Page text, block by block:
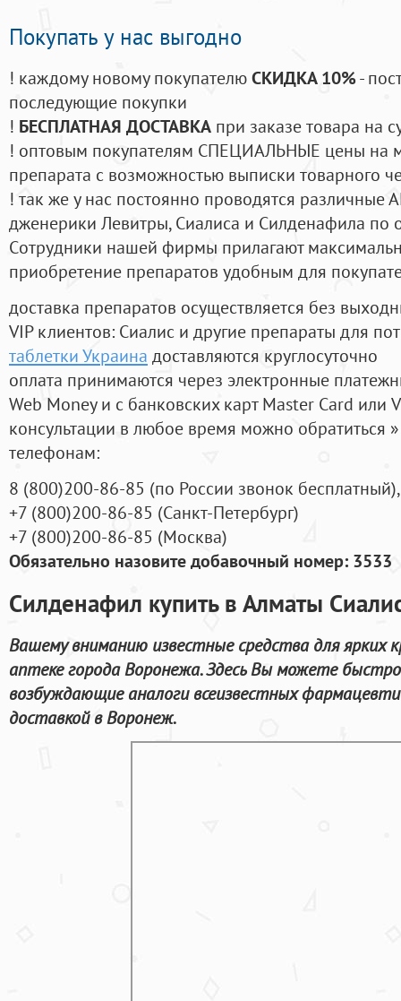
Покупать у нас выгодно
! каждому новому покупателюСКИДКА 10%-
последующие покупки
! БЕСПЛАТНАЯ ДОСТАВКА при заказе товара на
! оптовым покупателям СПЕЦИАЛЬНЫЕ цены на
препарата с возможностью выписки товарного
! так же у нас постоянно проводятся
дженерики Левитры, Сиалиса и Силденафила по
Cотрудники нашей фирмы прилагают
приобретение препаратов удобным для
доставка препаратов осуществляется без
VIP клиентов: Сиалис и другие препараты для
таблетки Украина доставляются круглосуточно
оплата принимаются через электронные
Web Money и с банковских карт Master Card или
консультации в любое время можно обратиться
телефонам:
8 (800)200-86-85 (по России звонок бесплатный),
+7 (800)200-86-85 (Санкт-Петербург)
+7 (800)200-86-85 (Москва)
Обязательно назовите добавочный номер: 3533
Силденафил купить в Алматы
Вашему вниманию известные средства для ярких
аптеке города Воронежа. Здесь Вы можете
возбуждающие аналоги всеизвестных
доставкой в Воронеж.